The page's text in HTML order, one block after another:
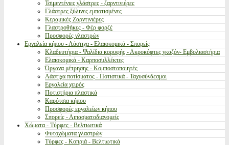
Τσιμεντένιες γλάστρες - ζαρντινιέρες
Γλάστρες ξύλινες εμποτισμένες
Κεραμικές Ζαρντινιέρες
Γλαστροθήκες - Φέρ φορζέ
Προσφορές γλαστρών
Εργαλεία κήπου - Λάστιχα - Ελαιοκομικά - Σπορείς
Κλαδευτήρια - Ψαλίδια κορυφής - Ακροκόφτες γκαζόν- Εμβολιαστήρια
Ελαιοκομικά - Καρποσυλλέκτες
Όργανα μέτρησης - Κομποστοποιητές
Λάστιχα ποτίσματος - Ποτιστικά - Ταχυσύνδεσμοι
Εργαλεία χειρός
Ποτιστήρια πλαστικά
Καρότσια κήπου
Προσφορές εργαλείων κήπου
Σπορείς - Λιπασματοδιανομείς
Χώματα - Τύρφες - Βελτιωτικά
Φυτοχώματα γλαστρών
Τύρφες - Κοπριά - Βελτιωτικά